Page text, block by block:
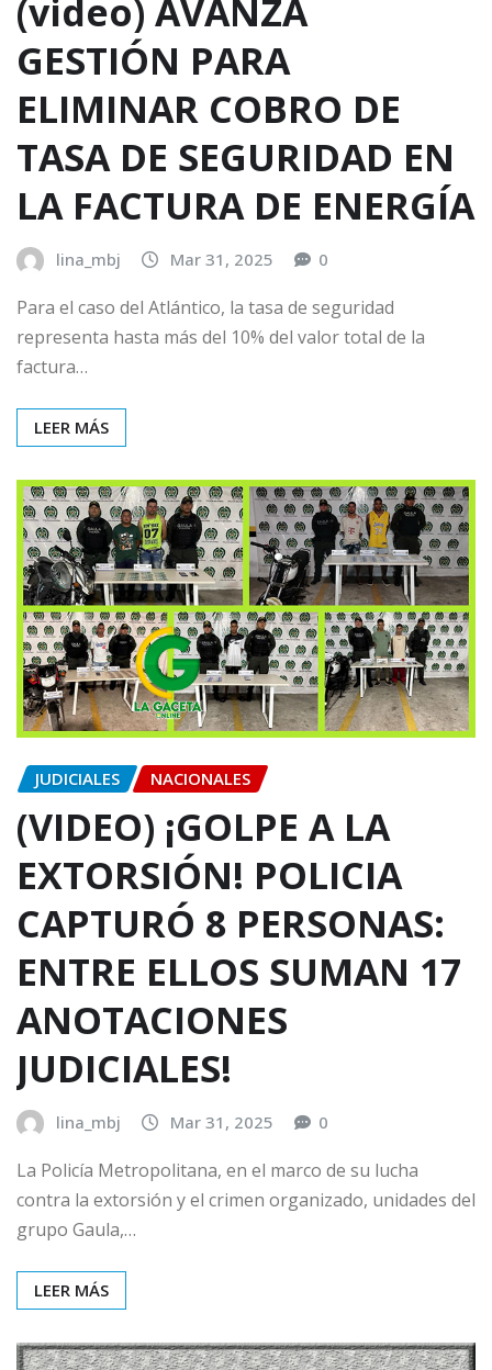
(video) AVANZA
GESTIÓN PARA
ELIMINAR COBRO DE
TASA DE SEGURIDAD EN
LA FACTURA DE ENERGÍA
lina_mbj Mar 31, 2025 0
Para el caso del Atlántico, la tasa de seguridad
representa hasta más del 10% del valor total de la
factura…
LEER MÁS
JUDICIALES NACIONALES
(VIDEO) ¡GOLPE A LA
EXTORSIÓN! POLICIA
CAPTURÓ 8 PERSONAS:
ENTRE ELLOS SUMAN 17
ANOTACIONES
JUDICIALES!
lina_mbj Mar 31, 2025 0
La Policía Metropolitana, en el marco de su lucha
contra la extorsión y el crimen organizado, unidades del
grupo Gaula,…
LEER MÁS